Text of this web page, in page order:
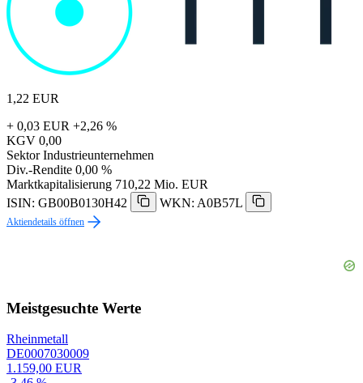
1,22 EUR
+ 0,03 EUR +2,26 %
KGV 0,00
Sektor Industrieunternehmen
Div.-Rendite 0,00 %
Marktkapitalisierung 710,22 Mio. EUR
ISIN: GB00B0130H42
WKN: A0B57L
Aktiendetails öffnen
Meistgesuchte Werte
Rheinmetall
DE0007030009
1.159,00 EUR